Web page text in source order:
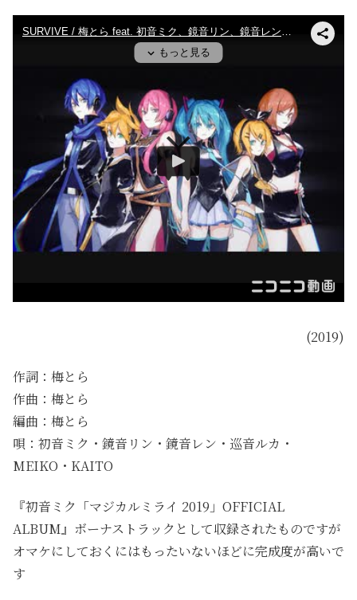
(2019)
作詞：梅とら
作曲：梅とら
編曲：梅とら
唄：初音ミク・鏡音リン・鏡音レン・巡音ルカ・
MEIKO・KAITO
『初音ミク「マジカルミライ 2019」OFFICIAL
ALBUM』ボーナストラックとして収録されたものですが
オマケにしておくにはもったいないほどに完成度が高いで
す